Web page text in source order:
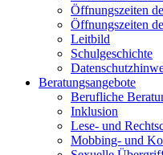
Öffnungszeiten
Öffnungszeiten
Leitbild
Schulgeschichte
Beratungsangebote
Berufliche
Inklusion
Lese- und
Mobbing- und